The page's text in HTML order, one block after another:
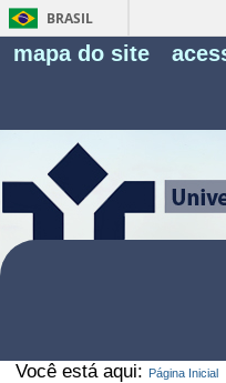
BRASIL
mapa do site
Você está aqui: Página Inicial